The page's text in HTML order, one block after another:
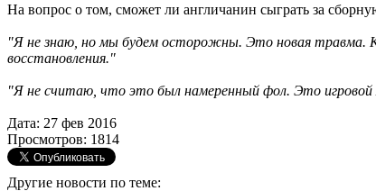
На вопрос о том, сможет ли англичанин сыграть за
"Я не знаю, но мы будем осторожны. Это новая травма.
восстановления."
"Я не считаю, что это был намеренный фол. Это
Дата: 27 фев 2016
Просмотров: 1814
Другие новости по теме: